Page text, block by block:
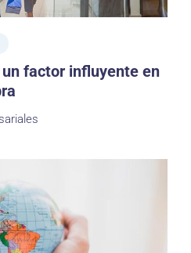
factor influyente en